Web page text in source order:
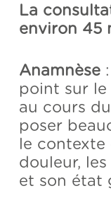
La
environ 45
Anamnèse
point sur
au cours
poser
le contexte
douleur,
et son état